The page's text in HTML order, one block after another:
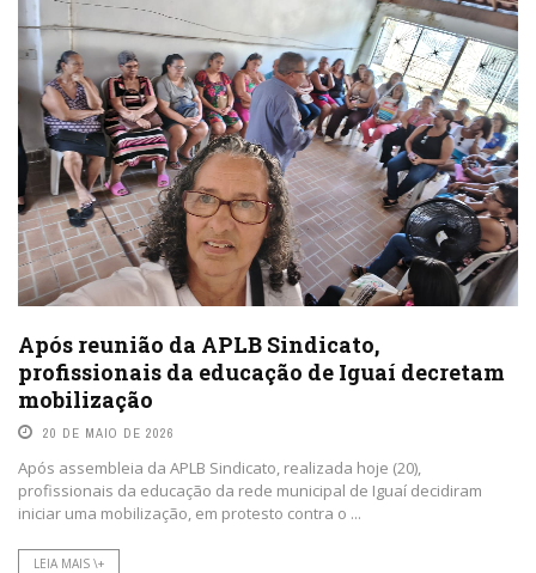
Após reunião da APLB Sindicato,
profissionais da educação de Iguaí decretam
mobilização
20 DE MAIO DE 2026
Após assembleia da APLB Sindicato, realizada hoje (20),
profissionais da educação da rede municipal de Iguaí decidiram
iniciar uma mobilização, em protesto contra o ...
LEIA MAIS \+